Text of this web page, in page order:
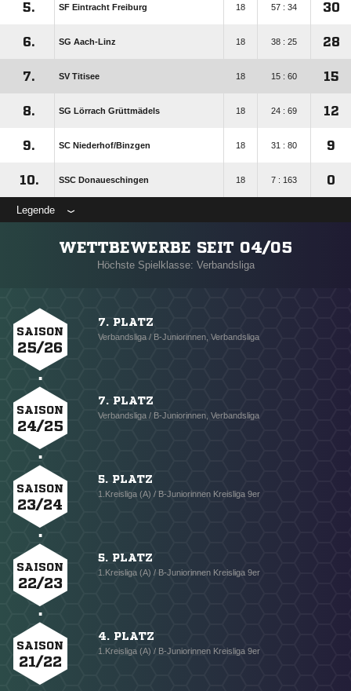
5. SF Eintracht Freiburg 18 57 : 34 30
6. SG Aach-Linz 18 38 : 25 28
7. SV Titisee 18 15 : 60 15
8. SG Lörrach Grüttmädels 18 24 : 69 12
9. SC Niederhof/​Binzgen 18 31 : 80 9
10. SSC Donaueschingen 18 7 : 163 0
Legende
WETTBEWERBE SEIT 04/05
Höchste Spielklasse: Verbandsliga
SAISON
25/26
7. PLATZ
Verbandsliga / B-Juniorinnen, Verbandsliga
SAISON
24/25
7. PLATZ
Verbandsliga / B-Juniorinnen, Verbandsliga
SAISON
23/24
5. PLATZ
1.Kreisliga (A) / B-Juniorinnen Kreisliga 9er
SAISON
22/23
5. PLATZ
1.Kreisliga (A) / B-Juniorinnen Kreisliga 9er
SAISON
21/22
4. PLATZ
1.Kreisliga (A) / B-Juniorinnen Kreisliga 9er